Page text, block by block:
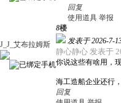
回复
使用道具 举报
J_J_艾布拉姆斯
8楼
发表于 2026-7-
静心静心 发表于
你说这些有啥用，
海工造船企业还行
回复